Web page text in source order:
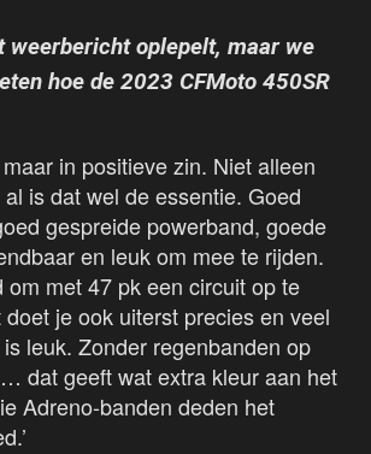
weerbericht oplepelt, maar we
hoe de 2023 CFMoto 450SR
in positieve zin. Niet alleen
is dat wel de essentie. Goed
gespreide powerband, goede
en leuk om mee te rijden.
om met 47 pk een circuit op te
je ook uiterst precies en veel
leuk. Zonder regenbanden op
dat geeft wat extra kleur aan het
Adreno-banden deden het